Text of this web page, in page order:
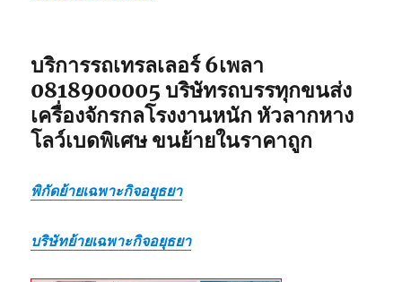
บริการรถเทรลเลอร์ 6เพลา
0818900005 บริษัทรถบรรทุกขนส่ง
เครื่องจักรกลโรงงานหนัก หัวลากหาง
โลว์เบดพิเศษ ขนย้ายในราคาถูก
พิกัดย้ายเฉพาะกิจอยุธยา
บริษัทย้ายเฉพาะกิจอยุธยา